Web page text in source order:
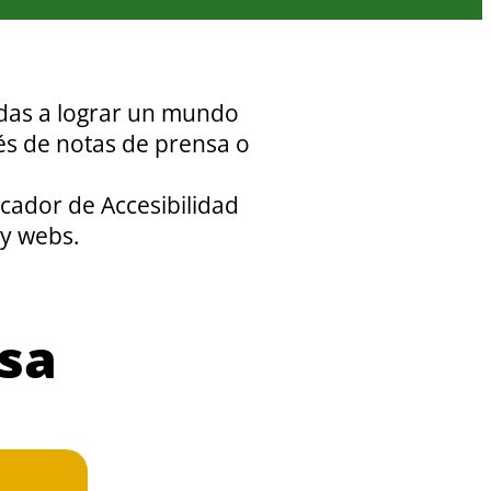
a lograr un mundo
de notas de prensa o
de Accesibilidad
webs.